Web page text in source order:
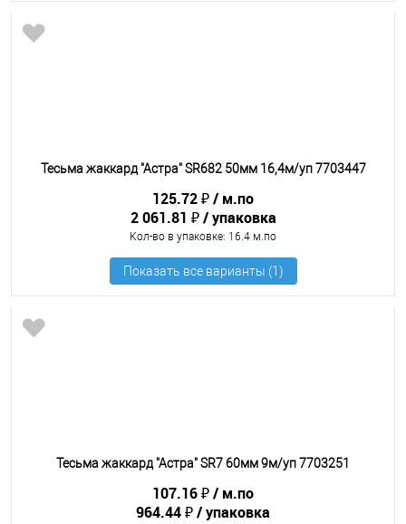
Тесьма жаккард "Астра" SR682 50мм 16,4м/уп 7703447
125.72 ₽
м.по
2 061.81 ₽
упаковка
Кол-во в упаковке: 16.4 м.по
Тесьма жаккард "Астра" SR7 60мм 9м/уп 7703251
107.16 ₽
м.по
964.44 ₽
упаковка